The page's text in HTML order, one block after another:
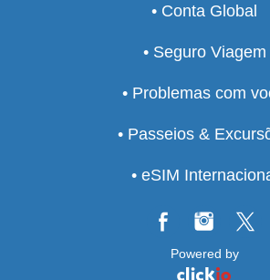
• Conta Global
• Seguro Viagem
• Problemas com
• Passeios &
• eSIM
Powered by